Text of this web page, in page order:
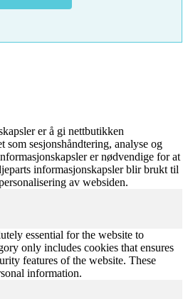
er å gi nettbutikken
som sesjonshåndtering, analyse og
er nødvendige for at
informasjonskapsler blir brukt til
av websiden.
essential for the website to
only includes cookies that ensures
features of the website. These
information.